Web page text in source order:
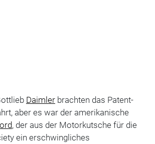
Daimlerbrachten das Patent-
aber es war der amerikanische
, der aus der Motorkutsche für die
ein erschwingliches